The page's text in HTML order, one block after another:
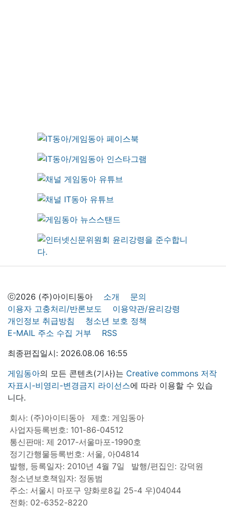
ⓒ2026 (주)아이티동아 소개
문의
이용자 고충처리/반론보도
이용약관/윤리강령
개인정보 취급방침
청소년 보호 정책
E-MAIL 주소 수집 거부
RSS
최종편집일시: 2026.08.06 16:55
게임동아의 모든 콘텐츠(기사)는 Creative commons 저작
자표시-비영리-변경금지 라이선스에 따라 이용할 수 있습
니다.
회사: (주)아이티동아
제호: 게임동아
사업자등록번호: 101-86-04512
통신판매: 제 2017-서울마포-1990호
정기간행물등록번호: 서울, 아04814
발행, 등록일자: 2010년 4월 7일
발행/편집인: 강덕원
청소년보호책임자: 정동범
주소: 서울시 마포구 양화로8길 25-4 우)04044
전화: 02-6352-8220